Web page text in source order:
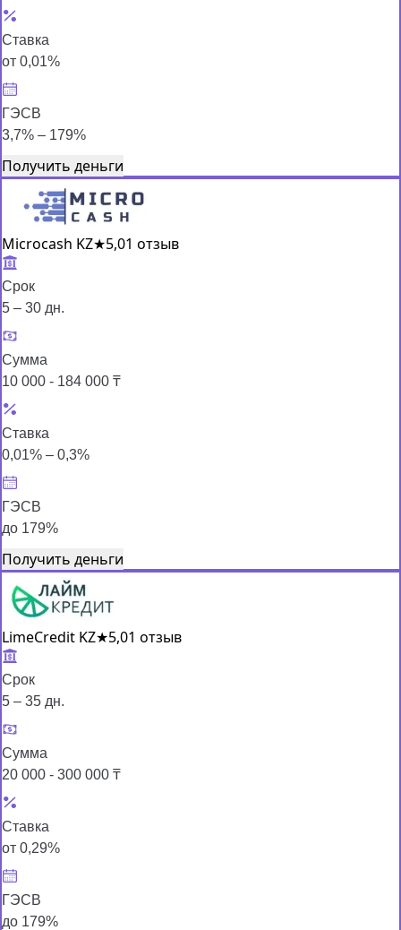
Ставка
от 0,01%
ГЭСВ
3,7% – 179%
Получить деньги
Microcash KZ★5,01 отзыв
Срок
5 – 30 дн.
Сумма
10 000 - 184 000 ₸
Ставка
0,01% – 0,3%
ГЭСВ
до 179%
Получить деньги
LimeCredit KZ★5,01 отзыв
Срок
5 – 35 дн.
Сумма
20 000 - 300 000 ₸
Ставка
от 0,29%
ГЭСВ
до 179%